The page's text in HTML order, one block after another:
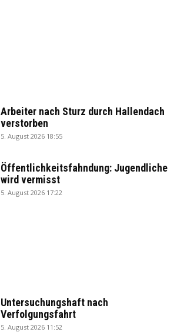
Arbeiter nach Sturz durch Hallendach
verstorben
5. August 2026 18:55
Öffentlichkeitsfahndung: Jugendliche
wird vermisst
5. August 2026 17:22
Untersuchungshaft nach
Verfolgungsfahrt
5. August 2026 11:52